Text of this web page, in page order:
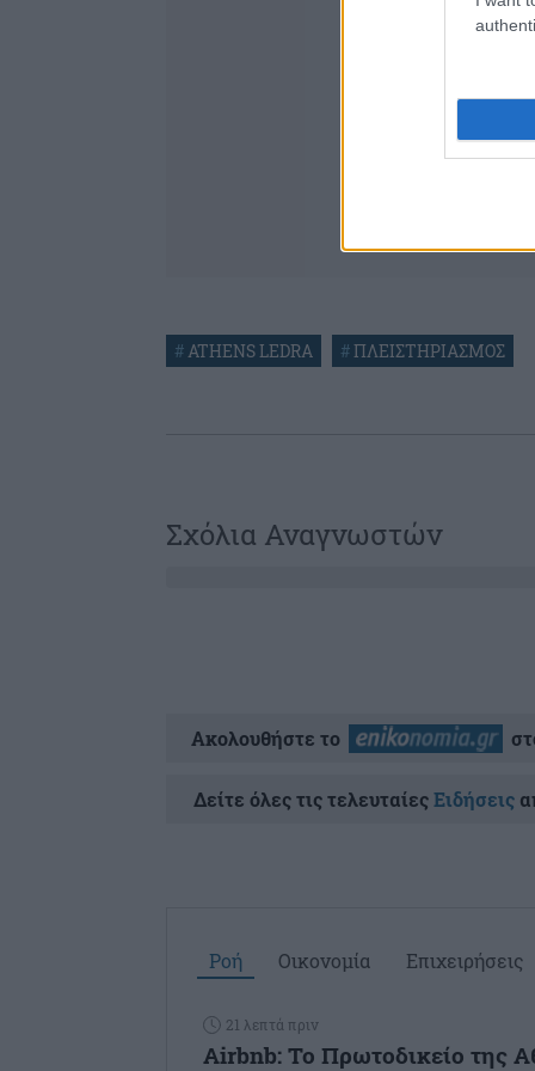
#ATHENS LEDRA #ΠΛΕΙΣΤΗΡΙΑΣΜΟΣ
Σχόλια Αναγνωστών
Ακολουθήστε το
Δείτε όλες τις τελευταίεςΕιδήσεις
Ροή Οικονομία Επιχειρήσεις
21 λεπτά πριν
Airbnb: Το Πρωτοδικείο της